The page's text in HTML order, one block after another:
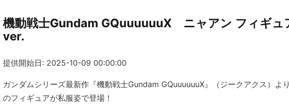
機動戦士Gundam GQuuuuuuX ニャアン フィギュ
ver.
提供開始日: 2025-10-09 00:00:00
ガンダムシリーズ最新作『機動戦士Gundam GQuuuuuuX』（ジークアクス）よ
のフィギュアが私服姿で登場！